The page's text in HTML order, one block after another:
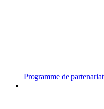
Programme de partenariat